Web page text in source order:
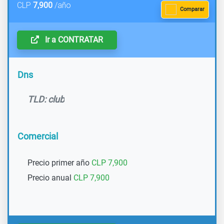
Comparar
CLP 7,900 /año
Ir a CONTRATAR
Dns
TLD: club
Comercial
Precio primer año CLP 7,900
Precio anual CLP 7,900